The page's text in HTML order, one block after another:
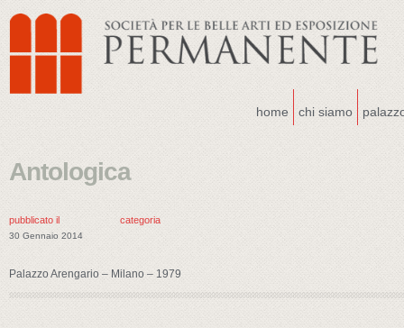
home chi siamo
Antologica
pubblicato il
30 Gennaio 2014
categoria
Palazzo Arengario – Milano – 1979